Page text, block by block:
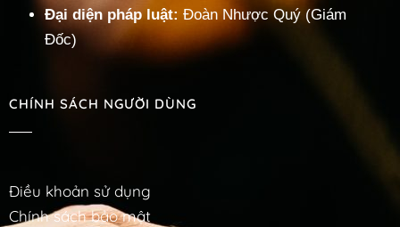
Đại diện pháp luật: Đoàn Nhược Quý (Giám
Đốc)
CHÍNH SÁCH NGƯỜI DÙNG
Điều khoản sử dụng
Chính sách bảo mật